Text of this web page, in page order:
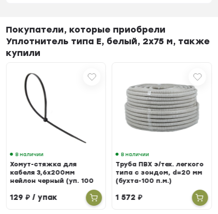
Покупатели, которые приобрели
Уплотнитель типа Е, белый, 2х75 м, также
купили
В наличии
Хомут-стяжка для
кабеля 3,6х200мм
нейлон черный (уп. 100
129₽/ упак
В наличии
Труба ПВХ э/тех. легкого
типа с зондом, d=20 мм
(бухта-100 п.м.)
1 572₽